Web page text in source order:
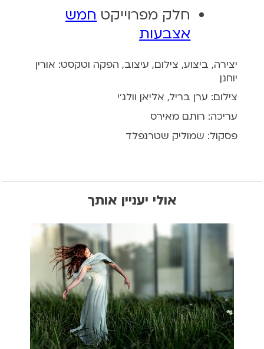
חלק מפרוייקט חמש
אצבעות
יצירה, ביצוע, צילום, עיצוב, הפקה וטקסט: אורין
יוחנן
צילום: ערן בריל, אליאן וולג'י
עריכה: רותם מאירס
פסקול: שמוליק שטרנפלד
אולי יעניין אותך